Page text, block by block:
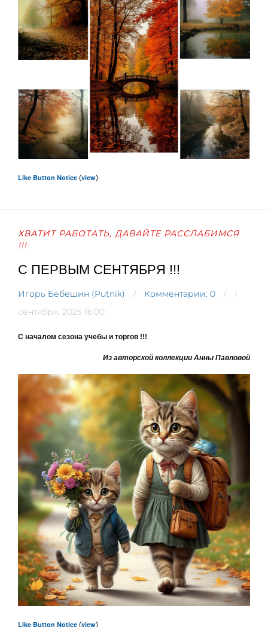
Like Button Notice (view)
ХВАТИТ РАБОТАТЬ, ДАВАЙТЕ РАССЛАБИМСЯ
!!!
С ПЕРВЫМ СЕНТЯБРЯ !!!
Игорь Бебешин (Putnik) Комментарии: 0
1
сентября, 2025 16:00
С началом сезона учебы и торгов !!!
Из авторской коллекции Анны Павловой
Like Button Notice (view)